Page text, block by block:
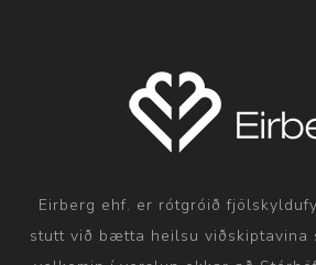
Eirberg ehf. er rótgróið
stutt við bætta heilsu viðskiptavina